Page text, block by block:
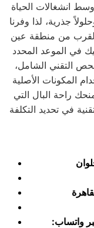
انشغالات الحياة
جذرية، لذا وفرنا
من منطقة عين
في الموعد المحدد
التقني الشامل،
المكونات الأصلية
راحة البال التي
في تحديد التكلفة
واتساب: